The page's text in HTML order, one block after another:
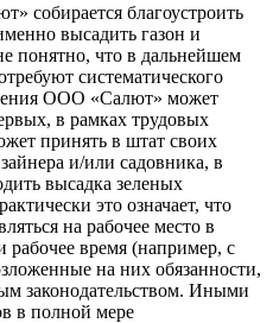
собирается благоустроить
высадить газон и
понятно, что в дальнейшем
систематического
ООО «Салют» может
в рамках трудовых
принять в штат своих
и/или садовника, в
высадка зеленых
это означает, что
на рабочее место в
рабочее время (например, с
на них обязанности,
законодательством. Иными
в полной мере